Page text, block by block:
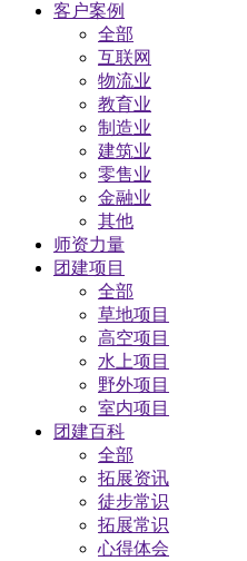
客户案例
全部
互联网
物流业
教育业
制造业
建筑业
零售业
金融业
其他
师资力量
团建项目
全部
草地项目
高空项目
水上项目
野外项目
室内项目
团建百科
全部
拓展资讯
徒步常识
拓展常识
心得体会